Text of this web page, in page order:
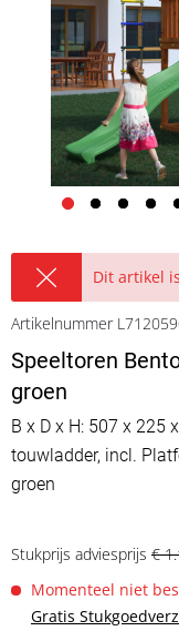
Dit artikel
Artikelnummer
Speeltoren
groen
B x D x H: 507 x 225
touwladder, incl.
groen
Stukprijs adviesprijs €
Momenteel niet
Gratis